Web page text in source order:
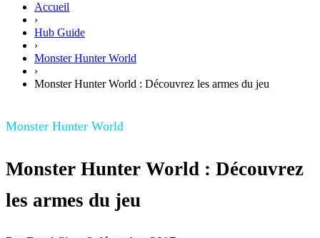
Accueil
›
Hub Guide
›
Monster Hunter World
›
Monster Hunter World : Découvrez les armes du jeu
Monster Hunter World
Monster Hunter World : Découvrez
les armes du jeu